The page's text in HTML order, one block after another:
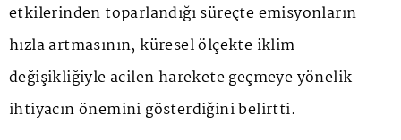
etkilerinden toparlandığı süreçte emisyonların
hızla artmasının, küresel ölçekte iklim
değişikliğiyle acilen harekete geçmeye yönelik
ihtiyacın önemini gösterdiğini belirtti.